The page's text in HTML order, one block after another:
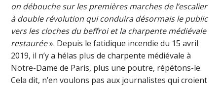
on débouche sur les premières marches de l’escalier
à double révolution qui conduira désormais le public
vers les cloches du beffroi et la charpente médiévale
restaurée». Depuis le fatidique incendie du 15 avril
2019, il n’y a hélas plus de charpente médiévale à
Notre-Dame de Paris, plus une poutre, répétons-le.
Cela dit, n’en voulons pas aux journalistes qui croient